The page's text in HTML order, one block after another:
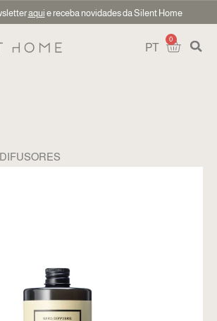
aqui e receba novidades da Silent Home
PT
0
DIFUSORES